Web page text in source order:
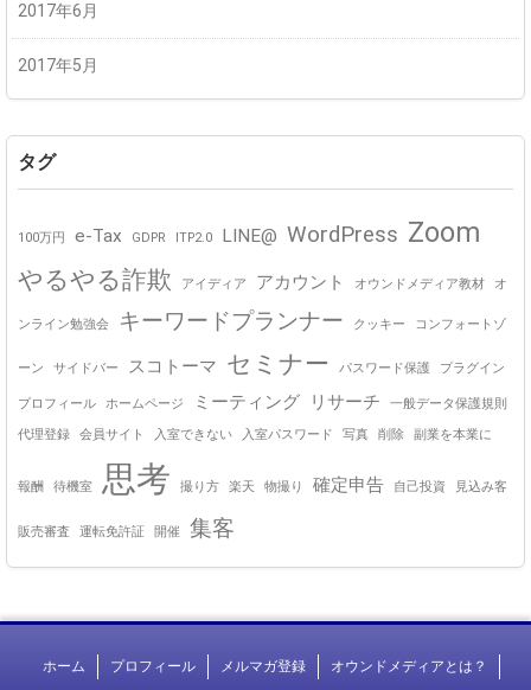
2017年6月
2017年5月
タグ
100万円 e-Tax GDPR ITP2.0 LINE@ WordPress Zoom
やるやる詐欺 アイディア アカウント オウンドメディア教材 オ
ンライン勉強会 キーワードプランナー クッキー コンフォートゾ
ーン サイドバー スコトーマ セミナー パスワード保護 プラグイン
プロフィール ホームページ ミーティング リサーチ
一般データ保護規則
代理登録
会員サイト 入室できない 入室パスワード 写真 削除 副業を本業に
報酬 待機室 思考 撮り方 楽天 物撮り 確定申告 自己投資 見込み客
販売審査 運転免許証 開催 集客
ホーム プロフィール メルマガ登録 オウンドメディアとは？